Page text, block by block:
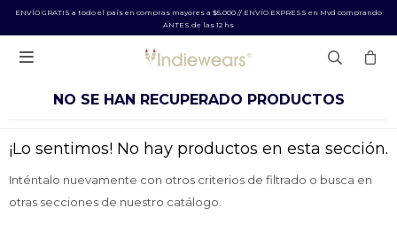
ENVÍO GRATIS a todo el país en compras mayores a $5.000 // ENVÍO EXPRESS en Mvd comprando
ANTES de las 12 hs

NO SE HAN RECUPERADO PRODUCTOS
¡Lo sentimos! No hay productos en esta sección.
Inténtalo nuevamente con otros criterios de filtrado o busca en
otras secciones de nuestro catálogo.